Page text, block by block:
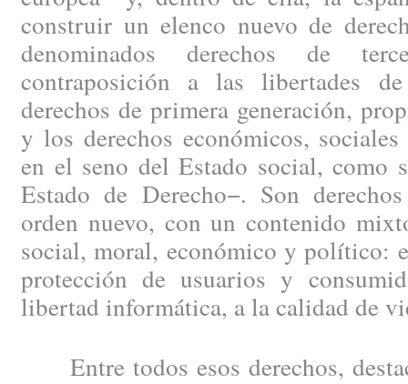
construir un elenco nuevo de
denominados derechos de
contraposición a las libertades
derechos de primera generación,
y los derechos económicos,
en el seno del Estado social, como
Estado de Derecho−. Son
orden nuevo, con un contenido
social, moral, económico y político:
protección de usuarios y
libertad informática, a la calidad de
Entre todos esos derechos,